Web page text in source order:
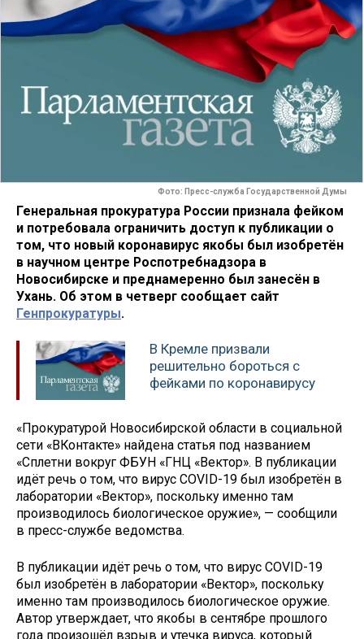
Фото: Пресс-служба Государственной Думы
Генеральная прокуратура России признала фейком
и потребовала ограничить доступ к публикации о
том, что новый коронавирус якобы был изобретён
в научном центре Роспотребнадзора в
Новосибирске и преднамеренно был занесён в
Ухань. Об этом в четверг сообщает сайт
Генпрокуратуры.
В Кремле призвали
решительно бороться с
фейками по коронавирусу
«Прокуратурой Новосибирской области в социальной
сети «ВКонтакте» найдена статья под названием
«Сплетни вокруг ФБУН «ГНЦ «Вектор». В публикации
идёт речь о том, что вирус COVID-19 был изобретён в
лаборатории «Вектор», поскольку именно там
производилось биологическое оружие», — сообщили
в пресс-службе ведомства.
В публикации идёт речь о том, что вирус COVID-19
был изобретён в лаборатории «Вектор», поскольку
именно там производилось биологическое оружие.
Автор утверждает, что якобы в сентябре прошлого
года произошёл взрыв и утечка вируса, который